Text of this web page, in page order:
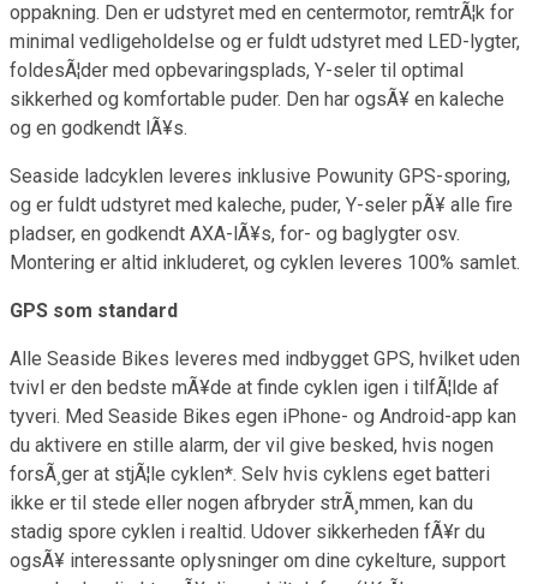
oppakning. Den er udstyret med en centermotor, remtrÃ¦k for
minimal vedligeholdelse og er fuldt udstyret med LED-lygter,
foldesÃ¦der med opbevaringsplads, Y-seler til optimal
sikkerhed og komfortable puder. Den har ogsÃ¥ en kaleche
og en godkendt lÃ¥s.
Seaside ladcyklen leveres inklusive Powunity GPS-sporing,
og er fuldt udstyret med kaleche, puder, Y-seler pÃ¥ alle fire
pladser, en godkendt AXA-lÃ¥s, for- og baglygter osv.
Montering er altid inkluderet, og cyklen leveres 100% samlet.
GPS som standard
Alle Seaside Bikes leveres med indbygget GPS, hvilket uden
tvivl er den bedste mÃ¥de at finde cyklen igen i tilfÃ¦lde af
tyveri. Med Seaside Bikes egen iPhone- og Android-app kan
du aktivere en stille alarm, der vil give besked, hvis nogen
forsÃ¸ger at stjÃ¦le cyklen*. Selv hvis cyklens eget batteri
ikke er til stede eller nogen afbryder strÃ¸mmen, kan du
stadig spore cyklen i realtid. Udover sikkerheden fÃ¥r du
ogsÃ¥ interessante oplysninger om dine cykelture, support